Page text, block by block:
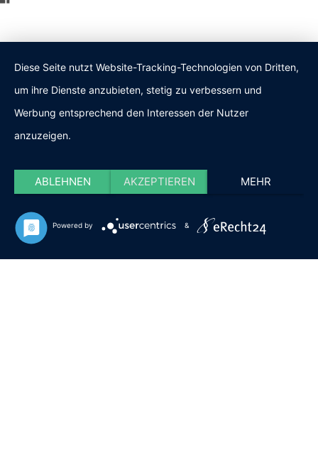
Diese Seite nutzt Website-Tracking-Technologien von Dritten,
um ihre Dienste anzubieten, stetig zu verbessern und
Werbung entsprechend den Interessen der Nutzer
anzuzeigen.
ABLEHNEN AKZEPTIEREN MEHR
Powered by &